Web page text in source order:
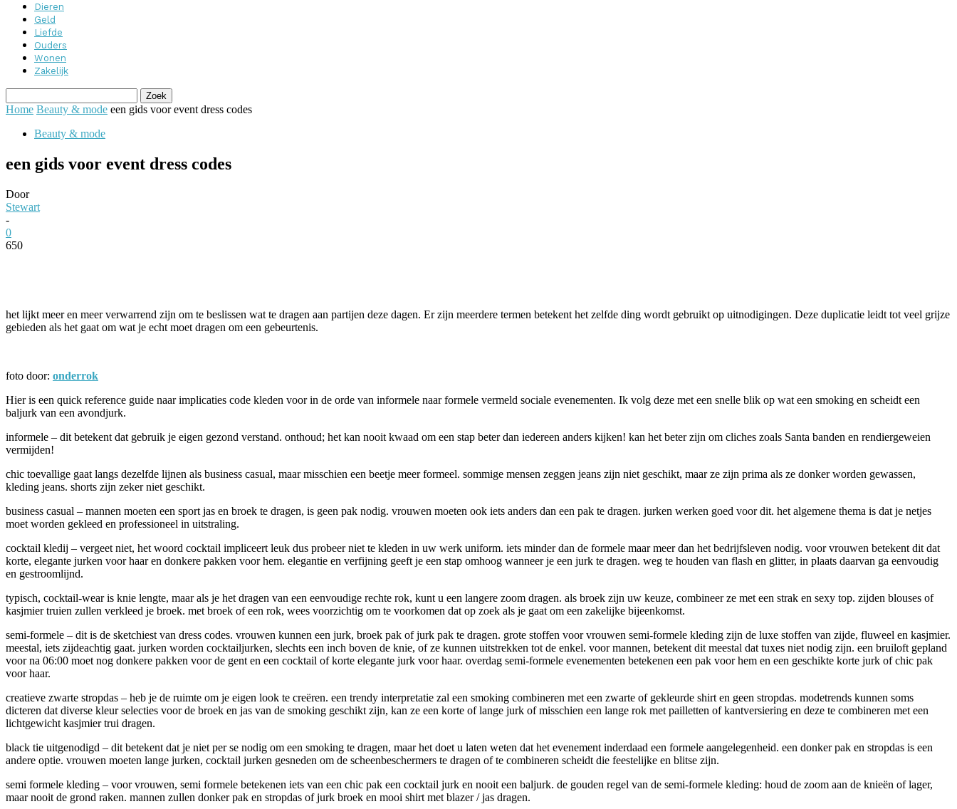
Dieren
Geld
Liefde
Ouders
Wonen
Zakelijk
Home Beauty & mode een gids voor event dress codes
Beauty & mode
een gids voor event dress codes
Door
Stewart
-
0
650
het lijkt meer en meer verwarrend zijn om te beslissen wat te dragen aan partijen deze dagen. Er zijn meerdere termen betekent het zelfde ding wordt gebruikt op uitnodigingen. Deze duplicatie leidt tot veel grijze
gebieden als het gaat om wat je echt moet dragen om een gebeurtenis.
foto door: onderrok
Hier is een quick reference guide naar implicaties code kleden voor in de orde van informele naar formele vermeld sociale evenementen. Ik volg deze met een snelle blik op wat een smoking en scheidt een
baljurk van een avondjurk.
informele – dit betekent dat gebruik je eigen gezond verstand. onthoud; het kan nooit kwaad om een stap beter dan iedereen anders kijken! kan het beter zijn om cliches zoals Santa banden en rendiergeweien
vermijden!
chic toevallige gaat langs dezelfde lijnen als business casual, maar misschien een beetje meer formeel. sommige mensen zeggen jeans zijn niet geschikt, maar ze zijn prima als ze donker worden gewassen,
kleding jeans. shorts zijn zeker niet geschikt.
business casual – mannen moeten een sport jas en broek te dragen, is geen pak nodig. vrouwen moeten ook iets anders dan een pak te dragen. jurken werken goed voor dit. het algemene thema is dat je netjes
moet worden gekleed en professioneel in uitstraling.
cocktail kledij – vergeet niet, het woord cocktail impliceert leuk dus probeer niet te kleden in uw werk uniform. iets minder dan de formele maar meer dan het bedrijfsleven nodig. voor vrouwen betekent dit dat
korte, elegante jurken voor haar en donkere pakken voor hem. elegantie en verfijning geeft je een stap omhoog wanneer je een jurk te dragen. weg te houden van flash en glitter, in plaats daarvan ga eenvoudig
en gestroomlijnd.
typisch, cocktail-wear is knie lengte, maar als je het dragen van een eenvoudige rechte rok, kunt u een langere zoom dragen. als broek zijn uw keuze, combineer ze met een strak en sexy top. zijden blouses of
kasjmier truien zullen verkleed je broek. met broek of een rok, wees voorzichtig om te voorkomen dat op zoek als je gaat om een zakelijke bijeenkomst.
semi-formele – dit is de sketchiest van dress codes. vrouwen kunnen een jurk, broek pak of jurk pak te dragen. grote stoffen voor vrouwen semi-formele kleding zijn de luxe stoffen van zijde, fluweel en kasjmier.
meestal, iets zijdeachtig gaat. jurken worden cocktailjurken, slechts een inch boven de knie, of ze kunnen uitstrekken tot de enkel. voor mannen, betekent dit meestal dat tuxes niet nodig zijn. een bruiloft gepland
voor na 06:00 moet nog donkere pakken voor de gent en een cocktail of korte elegante jurk voor haar. overdag semi-formele evenementen betekenen een pak voor hem en een geschikte korte jurk of chic pak
voor haar.
creatieve zwarte stropdas – heb je de ruimte om je eigen look te creëren. een trendy interpretatie zal een smoking combineren met een zwarte of gekleurde shirt en geen stropdas. modetrends kunnen soms
dicteren dat diverse kleur selecties voor de broek en jas van de smoking geschikt zijn, kan ze een korte of lange jurk of misschien een lange rok met pailletten of kantversiering en deze te combineren met een
lichtgewicht kasjmier trui dragen.
black tie uitgenodigd – dit betekent dat je niet per se nodig om een smoking te dragen, maar het doet u laten weten dat het evenement inderdaad een formele aangelegenheid. een donker pak en stropdas is een
andere optie. vrouwen moeten lange jurken, cocktail jurken gesneden om de scheenbeschermers te dragen of te combineren scheidt die feestelijke en blitse zijn.
semi formele kleding – voor vrouwen, semi formele betekenen iets van een chic pak een cocktail jurk en nooit een baljurk. de gouden regel van de semi-formele kleding: houd de zoom aan de knieën of lager,
maar nooit de grond raken. mannen zullen donker pak en stropdas of jurk broek en mooi shirt met blazer / jas dragen.